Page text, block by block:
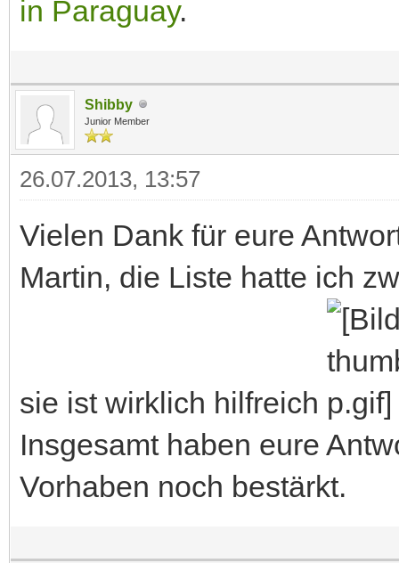
in Paraguay.
Shibby
Junior Member
26.07.2013, 13:57
Vielen Dank für eure
Martin, die Liste hatte ich
sie ist wirklich hilfreich
Insgesamt haben eure
Vorhaben noch bestärkt.